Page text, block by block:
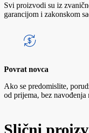
Svi proizvodi su iz
garancijom i zakonskom
Povrat novca
Ako se predomislite,
od prijema, bez